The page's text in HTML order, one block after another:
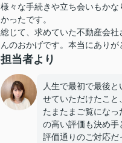
様々な手続きや立ち会いもか
かったです。
総じて、求めていた不動産会
んのおかげです。本当にありが
担当者より
人生で最初で最後
せていただけたこと
たまたまご覧にな
の高い評価も決め
評価通りのご対応だ